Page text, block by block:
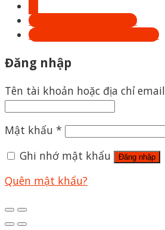
Hotline: 0879.26.26.04
Shoptrecon.vn@gmail.com
Đăng nhập
Tên tài khoản hoặc địa chỉ email
Mật khẩu *
Ghi nhớ mật khẩu
Đăng nhập
Quên mật khẩu?